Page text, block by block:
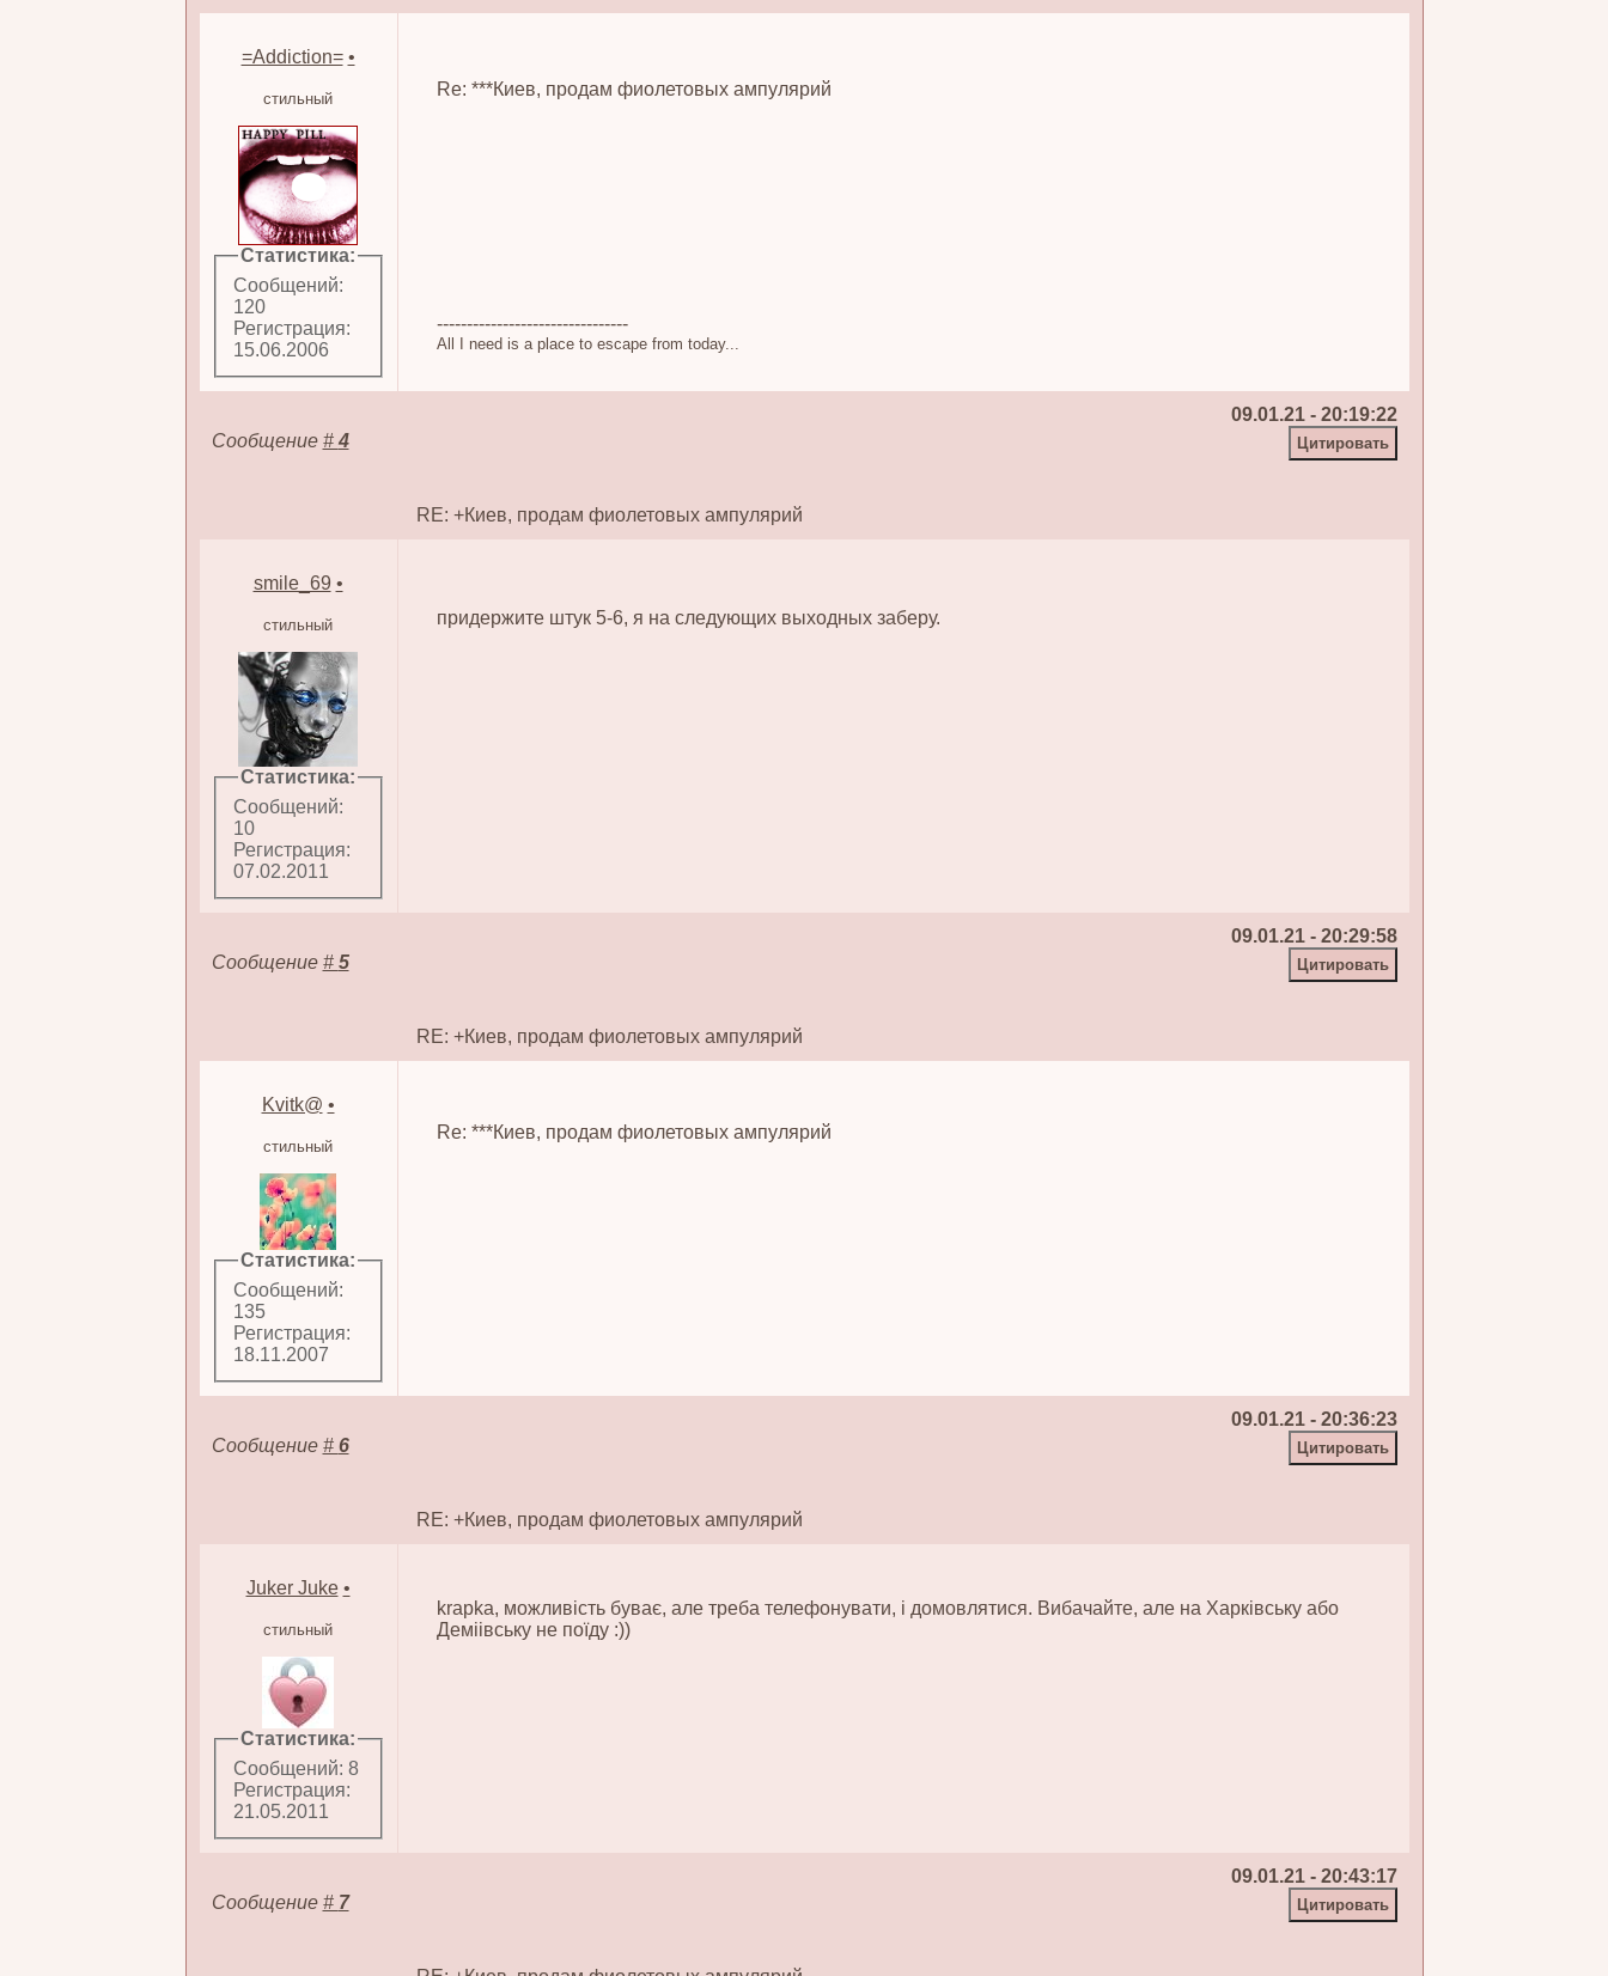
=Addiction= •
стильный
Статистика:
Сообщений:
120
Регистрация:
15.06.2006
Re: ***Киев, продам фиолетовых ампулярий
--------------------------------
All I need is a place to escape from today...
Сообщение # 4
09.01.21 - 20:19:22
RE: +Киев, продам фиолетовых ампулярий
smile_69 •
стильный
Статистика:
Сообщений:
10
Регистрация:
07.02.2011
придержите штук 5-6, я на следующих выходных заберу.
Сообщение # 5
09.01.21 - 20:29:58
RE: +Киев, продам фиолетовых ампулярий
Kvitk@ •
стильный
Статистика:
Сообщений:
135
Регистрация:
18.11.2007
Re: ***Киев, продам фиолетовых ампулярий
Сообщение # 6
09.01.21 - 20:36:23
RE: +Киев, продам фиолетовых ампулярий
Juker Juke •
стильный
Статистика:
Сообщений: 8
Регистрация:
21.05.2011
krapka, можливість буває, але треба телефонувати, і домовлятися. Вибачайте, але на Харківську або
Деміівську не поїду :))
Сообщение # 7
09.01.21 - 20:43:17